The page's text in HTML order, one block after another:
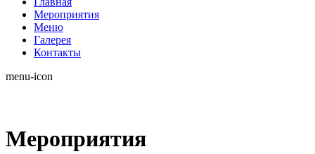
Мероприятия
Меню
Галерея
Контакты
menu-icon
Мероприятия